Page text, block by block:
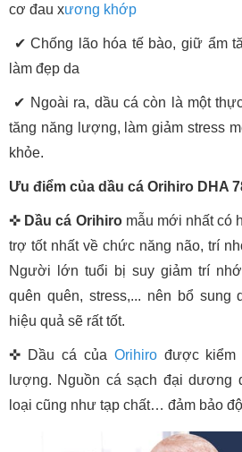
cơ đau xương khớp
✔ Chống lão hóa tế bào, giữ ẩm
làm đẹp da
✔ Ngoài ra, dầu cá còn là một
tăng năng lượng, làm giảm stress
khỏe.
Ưu điểm của dầu cá Orihiro DHA
✜ Dầu cá Orihiro mẫu mới nhất có
trợ tốt nhất về chức năng não, trí
Người lớn tuổi bị suy giảm trí
quên quên, stress,... nên bổ sung
hiệu quả sẽ rất tốt.
✜ Dầu cá của Orihirođược kiểm
lượng. Nguồn cá sạch đại
loại cũng như tạp chất… đảm bảo